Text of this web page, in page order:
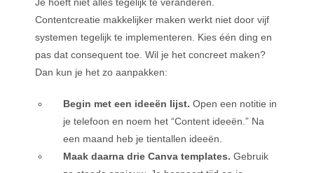
Contentcreatie makkelijker maken werkt niet door vijf
systemen tegelijk te implementeren. Kies één ding en
pas dat consequent toe. Wil je het concreet maken?
Dan kun je het zo aanpakken:
Begin met een ideeën lijst. Open een notitie in
je telefoon en noem het “Content ideeën.” Na
een maand heb je tientallen ideeën.
Maak daarna drie Canva templates. Gebruik